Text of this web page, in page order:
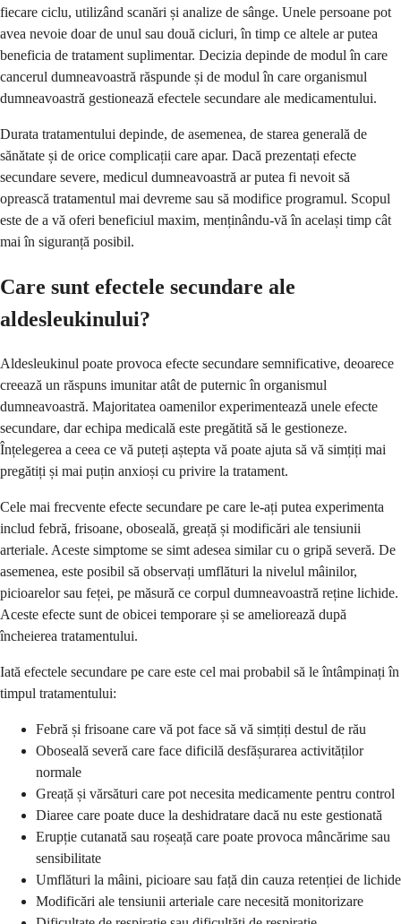
fiecare ciclu, utilizând scanări și analize de sânge. Unele persoane pot
avea nevoie doar de unul sau două cicluri, în timp ce altele ar putea
beneficia de tratament suplimentar. Decizia depinde de modul în care
cancerul dumneavoastră răspunde și de modul în care organismul
dumneavoastră gestionează efectele secundare ale medicamentului.
Durata tratamentului depinde, de asemenea, de starea generală de
sănătate și de orice complicații care apar. Dacă prezentați efecte
secundare severe, medicul dumneavoastră ar putea fi nevoit să
oprească tratamentul mai devreme sau să modifice programul. Scopul
este de a vă oferi beneficiul maxim, menținându-vă în același timp cât
mai în siguranță posibil.
Care sunt efectele secundare ale
aldesleukinului?
Aldesleukinul poate provoca efecte secundare semnificative, deoarece
creează un răspuns imunitar atât de puternic în organismul
dumneavoastră. Majoritatea oamenilor experimentează unele efecte
secundare, dar echipa medicală este pregătită să le gestioneze.
Înțelegerea a ceea ce vă puteți aștepta vă poate ajuta să vă simțiți mai
pregătiți și mai puțin anxioși cu privire la tratament.
Cele mai frecvente efecte secundare pe care le-ați putea experimenta
includ febră, frisoane, oboseală, greață și modificări ale tensiunii
arteriale. Aceste simptome se simt adesea similar cu o gripă severă. De
asemenea, este posibil să observați umflături la nivelul mâinilor,
picioarelor sau feței, pe măsură ce corpul dumneavoastră reține lichide.
Aceste efecte sunt de obicei temporare și se ameliorează după
încheierea tratamentului.
Iată efectele secundare pe care este cel mai probabil să le întâmpinați în
timpul tratamentului:
Febră și frisoane care vă pot face să vă simțiți destul de rău
Oboseală severă care face dificilă desfășurarea activităților
normale
Greață și vărsături care pot necesita medicamente pentru control
Diaree care poate duce la deshidratare dacă nu este gestionată
Erupție cutanată sau roșeață care poate provoca mâncărime sau
sensibilitate
Umflături la mâini, picioare sau față din cauza retenției de lichide
Modificări ale tensiunii arteriale care necesită monitorizare